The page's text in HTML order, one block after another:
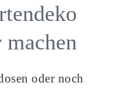
oder noch